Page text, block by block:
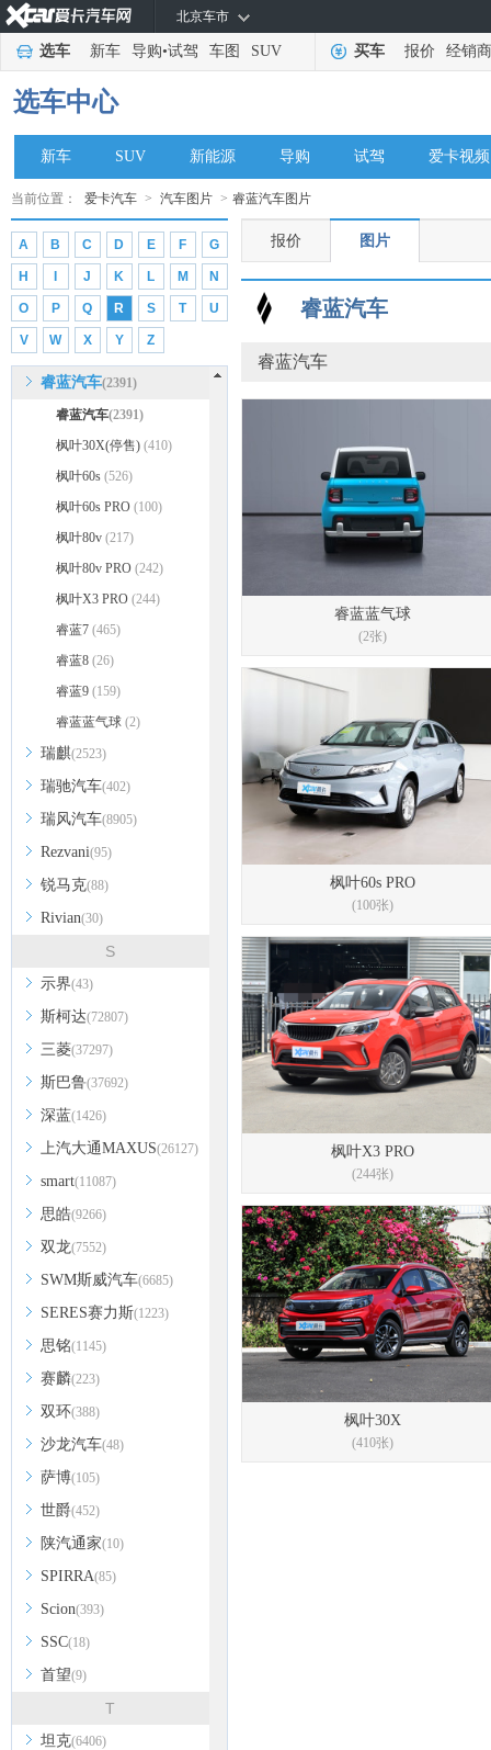
北京车市
选车 新车 导购•试驾 车图 SUV 买车 报价 经销商
选车中心
新车 SUV 新能源 导购 试驾 爱卡视频
当前位置： 爱卡汽车 > 汽车图片 > 睿蓝汽车图片
A B C D E F G
H J K L M N
O P Q R S T U
V W X Y Z
奇瑞(86162)
全球鹰 (470)
启辰 (24716)
前途汽车
清源汽车 (163)
乔治·巴顿(296)
奇点汽车 (338)
R
日产 (75526)
荣威 (47912)
睿蓝汽车(2391)
睿蓝汽车(2391)
枫叶30X(停售) (410)
枫叶60s (526)
枫叶60s PRO (100)
枫叶80v (217)
枫叶80v PRO (242)
枫叶X3 PRO (244)
睿蓝7 (465)
睿蓝8 (26)
睿蓝9 (159)
睿蓝蓝气球 (2)
瑞麒(2523)
瑞驰汽车(402)
瑞风汽车(8905)
Rezvani(95)
锐马克(88)
Rivian(30)
S
示界(43)
斯柯达(72807)
三菱(37297)
斯巴鲁(37692)
深蓝(1426)
上汽大通MAXUS(26127)
smart(11087)
思皓(9266)
双龙(7552)
SWM斯威汽车(6685)
SERES赛力斯(1223)
思铭(1145)
赛麟(223)
双环(388)
沙龙汽车(48)
萨博(105)
世爵(452)
陕汽通家(10)
SPIRRA(85)
Scion(393)
SSC(18)
首望(9)
T
坦克(6406)
报价 图片
睿蓝汽车
睿蓝汽车
睿蓝蓝气球
(2张)
枫叶60s PRO
(100张)
枫叶X3 PRO
(244张)
枫叶30X
(410张)